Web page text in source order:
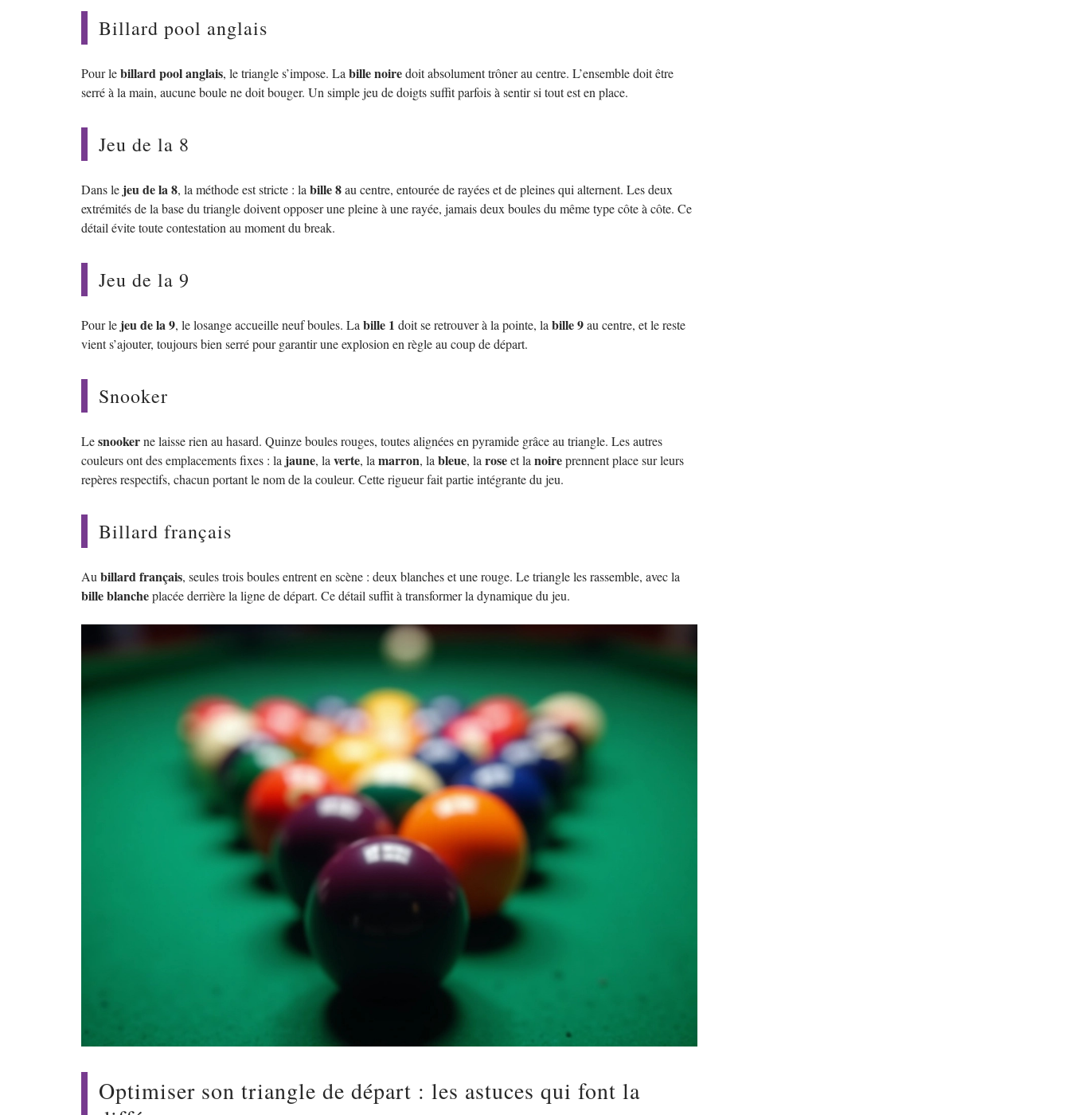
Billard pool anglais
Pour lebillard pool anglais, le triangle s’impose. La bille noiredoit absolument trôner au centre. L’ensemble doit être
serré à la main, aucune boule ne doit bouger. Un simple jeu de doigts suffit parfois à sentir si tout est en place.
Jeu de la 8
Dans le jeu de la 8, la méthode est stricte : la bille 8au centre, entourée de rayées et de pleines qui alternent. Les deux
extrémités de la base du triangle doivent opposer une pleine à une rayée, jamais deux boules du même type côte à côte. Ce
détail évite toute contestation au moment du break.
Jeu de la 9
Pour le jeu de la 9, le losange accueille neuf boules. La bille 1 doit se retrouver à la pointe, la bille 9au centre, et le reste
vient s’ajouter, toujours bien serré pour garantir une explosion en règle au coup de départ.
Snooker
Lesnookerne laisse rien au hasard. Quinze boules rouges, toutes alignées en pyramide grâce au triangle. Les autres
couleurs ont des emplacements fixes : la jaune, la verte, la marron, la bleue, la roseet la noireprennent place sur leurs
repères respectifs, chacun portant le nom de la couleur. Cette rigueur fait partie intégrante du jeu.
Billard français
Au billard français, seules trois boules entrent en scène : deux blanches et une rouge. Le triangle les rassemble, avec la
bille blancheplacée derrière la ligne de départ. Ce détail suffit à transformer la dynamique du jeu.
Optimiser son triangle de départ : les astuces qui font la